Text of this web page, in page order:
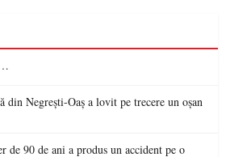
din Negrești-Oaș a lovit pe trecere un oșan
90 de ani a produs un accident pe o